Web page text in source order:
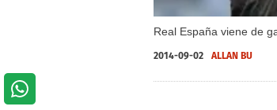
Real España viene de
2014-09-02 ALLAN BU